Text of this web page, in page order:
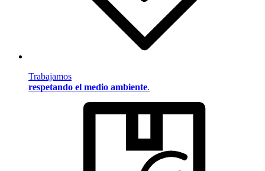
Trabajamos
respetando el medio ambiente.